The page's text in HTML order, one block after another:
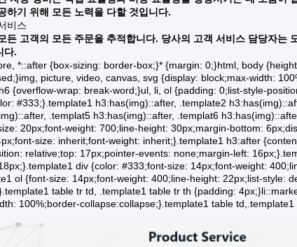
하기 위해 모든 노력을 다할 것입니다.
비스
든 고객의 모든 주문을 추적합니다. 당사의 고객 서비스 담당자는
다.
*::after {box-sizing: border-box;}* {margin: 0;}html, body
picture, video, canvas, svg {display: block;max-width:
{overflow-wrap: break-word;}ul, li, ol {padding: 0;list-style-
#333;}.template1 h3:has(img)::after, .template2
.templat5 h3:has(img)::after, .templat6
20px;font-weight: 700;line-height: 30px;margin-bottom:
size: inherit;font-weight: inherit;}.template1 h3:after
relative;top: 17px;pointer-events: none;margin-left:
div {color: #333;font-size: 14px;font-weight:
ol {font-size: 14px;font-weight: 400;line-height: 22px;list-style:
table tr td, .template1 table tr th {padding:
100%;border-collapse:collapse;}.template1 table